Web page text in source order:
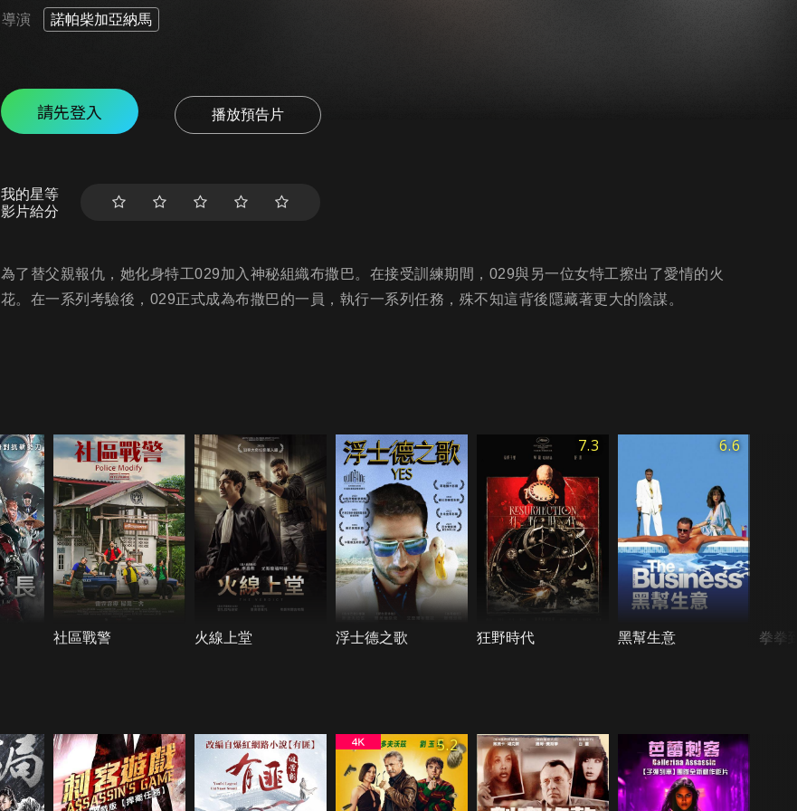
導演 諾帕柴加亞納馬
請先登入 播放預告片
我的星等
影片給分
為了替父親報仇，她化身特工029加入神秘組織布撒巴。在接受訓練期間，029與另一位女特工擦出了愛情的火
花。在一系列考驗後，029正式成為布撒巴的一員，執行一系列任務，殊不知這背後隱藏著更大的陰謀。
社區戰警 火線上堂 浮士德之歌
7.3
狂野時代
6.6
黑幫生意 拳拳
5.2